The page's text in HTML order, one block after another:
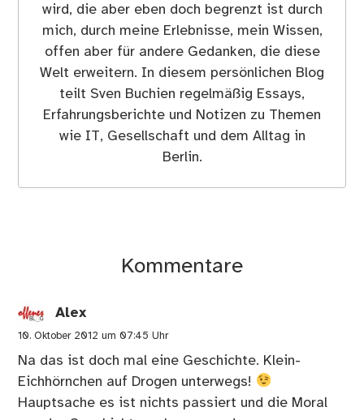
wird, die aber eben doch begrenzt ist durch
mich, durch meine Erlebnisse, mein Wissen,
offen aber für andere Gedanken, die diese
Welt erweitern. In diesem persönlichen Blog
teilt Sven Buchien regelmäßig Essays,
Erfahrungsberichte und Notizen zu Themen
wie IT, Gesellschaft und dem Alltag in
Berlin.
Kommentare
Alex
10. Oktober 2012 um 07:45 Uhr
Na das ist doch mal eine Geschichte. Klein-
Eichhörnchen auf Drogen unterwegs!
Hauptsache es ist nichts passiert und die Moral